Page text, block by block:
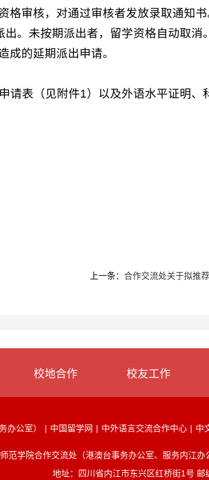
格审核，对通过审核者发放录取通知
出。未按期派出者，留学资格自动取
成的延期派出申请。
请表（见附件1）以及外语水平证明、
流
5月
上一条： 合作交流处关于拟推
校地合作 校友工作
办公室） | 中国留学网 | 中外语言交流合作中心 | 中
范学院合作交流处（港澳台事务办公室、服务内江
地址：四川省内江市东兴区红桥街1号 邮